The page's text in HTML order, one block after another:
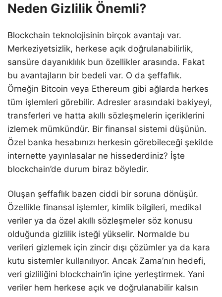
Neden Gizlilik Önemli?
Blockchain teknolojisinin birçok avantajı var.
Merkeziyetsizlik, herkese açık doğrulanabilirlik,
sansüre dayanıklılık bun özellikler arasında. Fakat
bu avantajların bir bedeli var. O da şeffaflık.
Örneğin Bitcoin veya Ethereum gibi ağlarda herkes
tüm işlemleri görebilir. Adresler arasındaki bakiyeyi,
transferleri ve hatta akıllı sözleşmelerin içeriklerini
izlemek mümkündür. Bir finansal sistemi düşünün.
Özel banka hesabınızı herkesin görebileceği şekilde
internette yayınlasalar ne hissederdiniz? İşte
blockchain’de durum biraz böyledir.
Oluşan şeffaflık bazen ciddi bir soruna dönüşür.
Özellikle finansal işlemler, kimlik bilgileri, medikal
veriler ya da özel akıllı sözleşmeler söz konusu
olduğunda gizlilik isteği yükselir. Normalde bu
verileri gizlemek için zincir dışı çözümler ya da kara
kutu sistemler kullanılıyor. Ancak Zama’nın hedefi,
veri gizliliğini blockchain’in içine yerleştirmek. Yani
veriler hem herkese açık ve doğrulanabilir kalsın